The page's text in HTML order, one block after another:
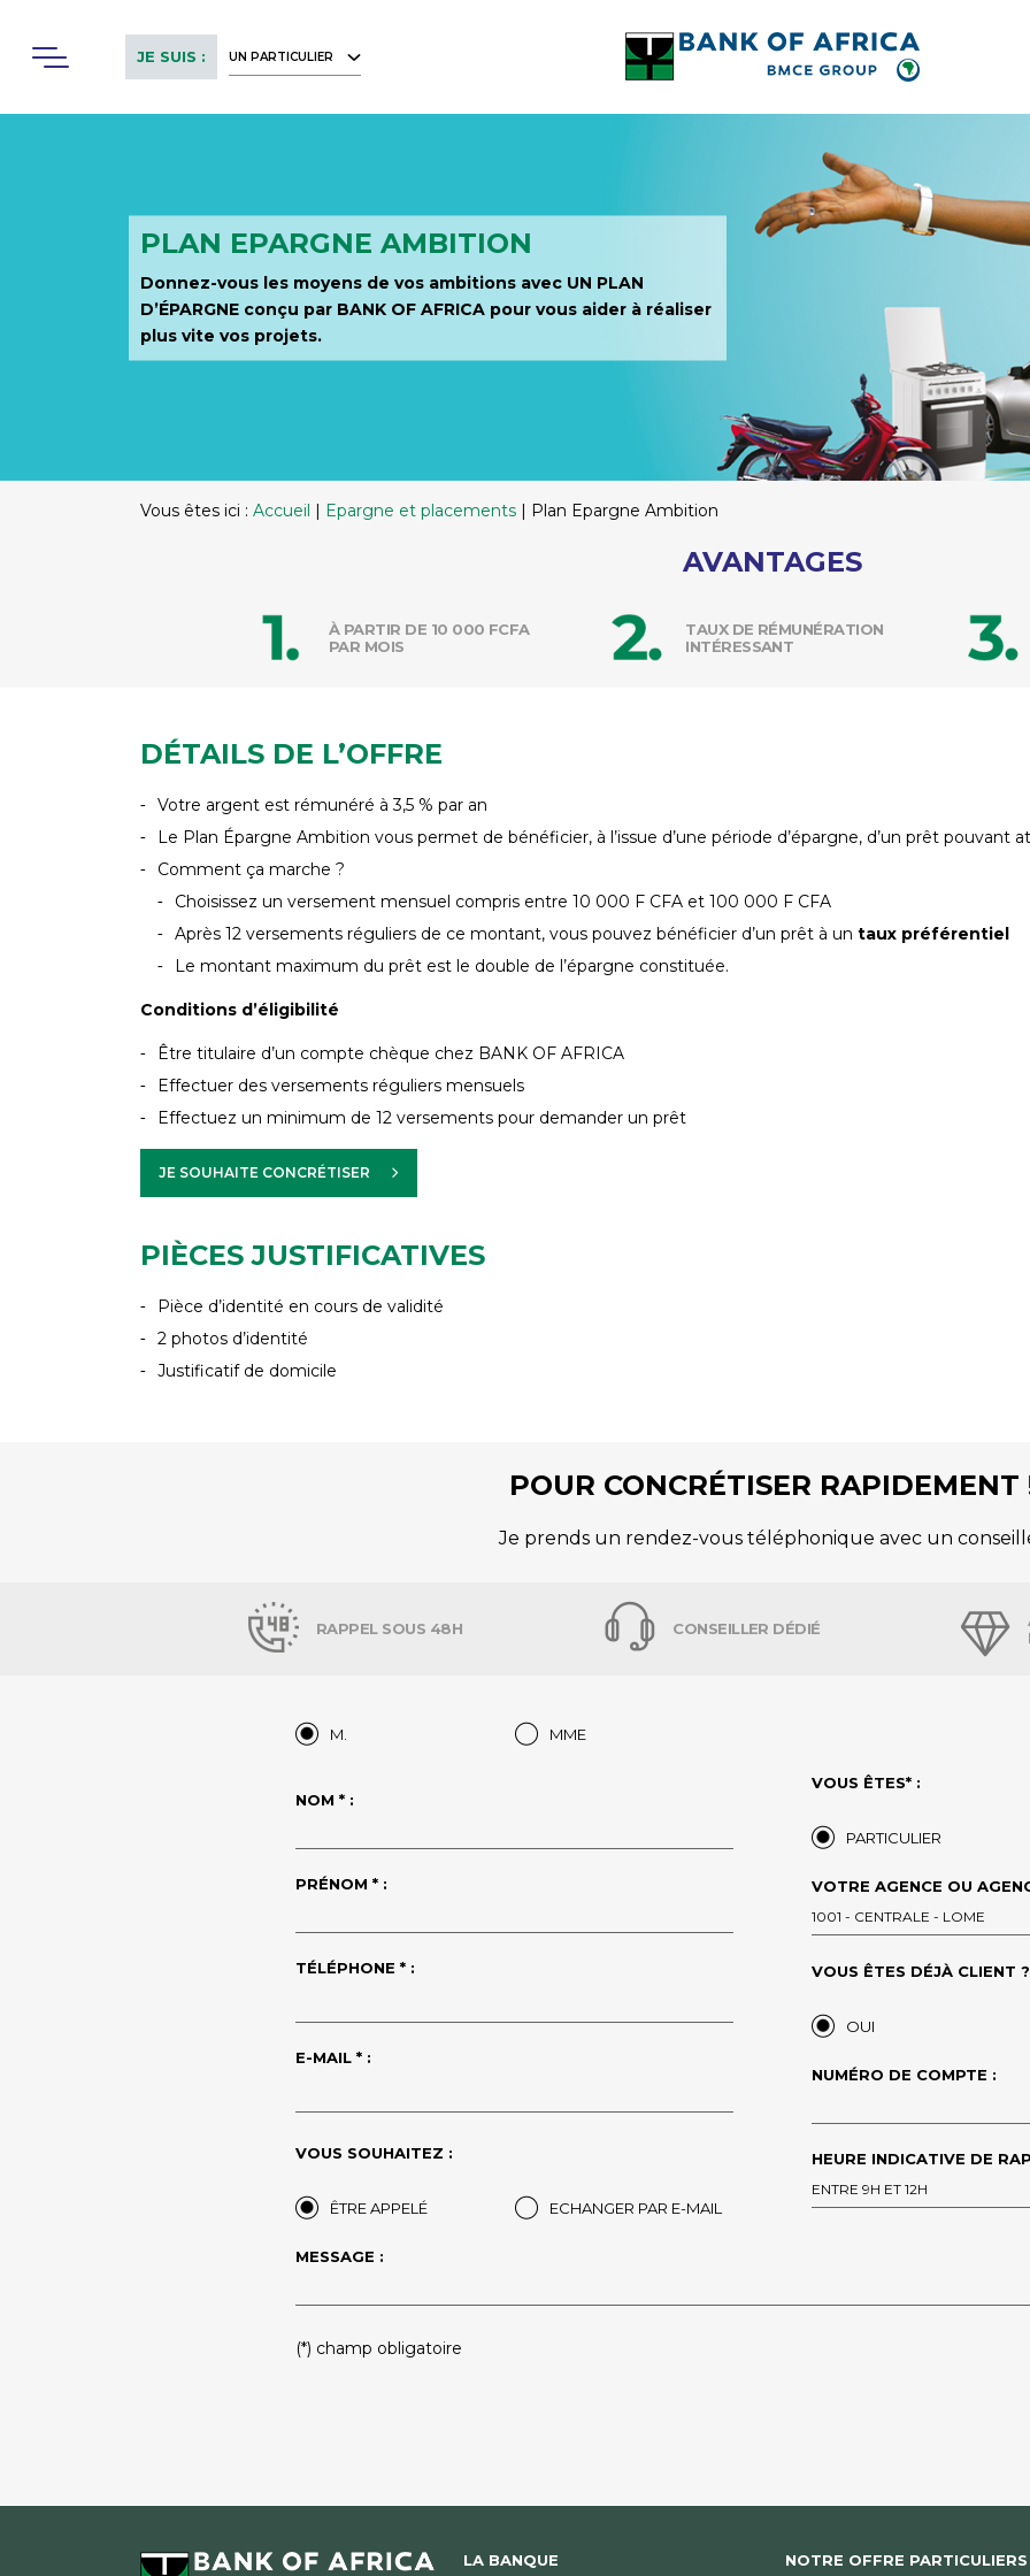
mainMenu JE SUIS : UN PARTICULIER
PLAN EPARGNE AMBITION
Donnez-vous les moyens de vos ambitions avec UN PLAN
D’ÉPARGNE conçu par BANK OF AFRICA pour vous aider à réaliser
plus vite vos projets.
Vous êtes ici : Accueil | Epargne et placements | Plan Epargne Ambition
AVANTAGES
À PARTIR DE 10 000 FCFA
PAR MOIS
TAUX DE RÉMUNÉRATION
INTÉRESSANT
DÉTAILS DE L’OFFRE
Votre argent est rémunéré à 3,5 % par an
Le Plan Épargne Ambition vous permet de bénéficier, à l’issue d’une période d’épargne, d’un prêt pouvant
Comment ça marche ?
Choisissez un versement mensuel compris entre 10 000 F CFA et 100 000 F CFA
Après 12 versements réguliers de ce montant, vous pouvez bénéficier d’un prêt à untaux préférentiel
Le montant maximum du prêt est le double de l’épargne constituée.
Conditions d’éligibilité
Être titulaire d’un compte chèque chez BANK OF AFRICA
Effectuer des versements réguliers mensuels
Effectuez un minimum de 12 versements pour demander un prêt
JE SOUHAITE CONCRÉTISER
PIÈCES JUSTIFICATIVES
Pièce d’identité en cours de validité
2 photos d’identité
Justificatif de domicile
POUR CONCRÉTISER RAPIDEMENT
Je prends un rendez-vous téléphonique avec un
RAPPEL SOUS 48H CONSEILLER DÉDIÉ
M. MME
NOM * :
PRÉNOM * :
TÉLÉPHONE * :
E-MAIL * :
VOUS SOUHAITEZ :
ÊTRE APPELÉ ECHANGER PAR E-MAIL
VOUS ÊTES* :
PARTICULIER
VOTRE AGENCE OU
1001 - CENTRALE - LOME
VOUS ÊTES DÉJÀ CLIENT
OUI
NUMÉRO DE COMPTE :
HEURE INDICATIVE DE
ENTRE 9H ET 12H
MESSAGE :
PLEASE
LEAVE
(*) champ obligatoire
LA BANQUE NOTRE OFFRE PARTICULIERS